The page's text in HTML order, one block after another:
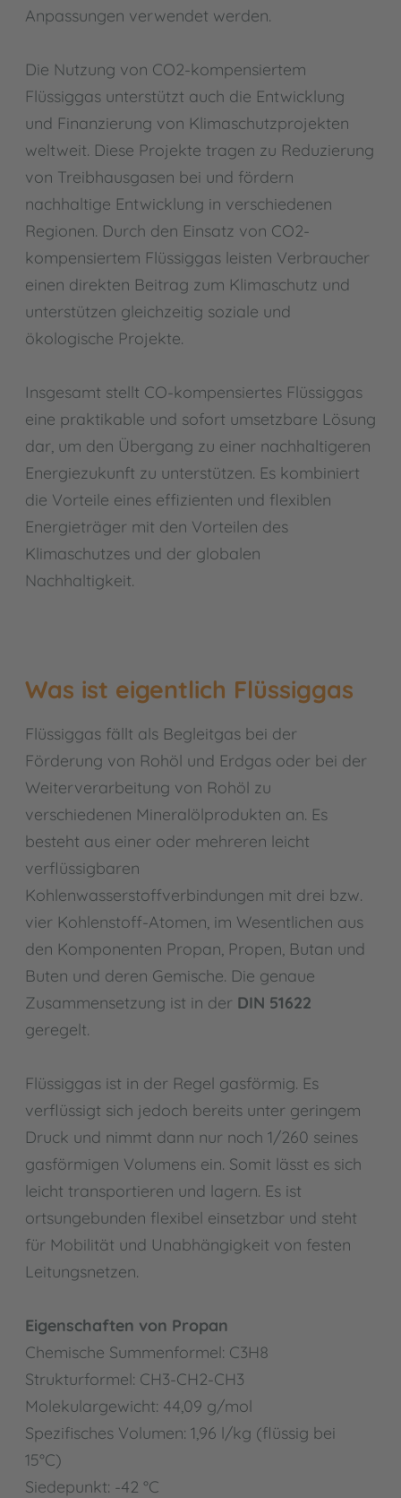
Anpassungen verwendet werden.
Die Nutzung von CO2-kompensiertem
Flüssiggas unterstützt auch die Entwicklung
und Finanzierung von Klimaschutzprojekten
weltweit. Diese Projekte tragen zu Reduzierung
von Treibhausgasen bei und fördern
nachhaltige Entwicklung in verschiedenen
Regionen. Durch den Einsatz von CO2-
kompensiertem Flüssiggas leisten Verbraucher
einen direkten Beitrag zum Klimaschutz und
unterstützen gleichzeitig soziale und
ökologische Projekte.
Insgesamt stellt CO-kompensiertes Flüssiggas
eine praktikable und sofort umsetzbare Lösung
dar, um den Übergang zu einer nachhaltigeren
Energiezukunft zu unterstützen. Es kombiniert
die Vorteile eines effizienten und flexiblen
Energieträger mit den Vorteilen des
Klimaschutzes und der globalen
Nachhaltigkeit.
Was ist eigentlich Flüssiggas
Flüssiggas fällt als Begleitgas bei der
Förderung von Rohöl und Erdgas oder bei der
Weiterverarbeitung von Rohöl zu
verschiedenen Mineralölprodukten an. Es
besteht aus einer oder mehreren leicht
verflüssigbaren
Kohlenwasserstoffverbindungen mit drei bzw.
vier Kohlenstoff-Atomen, im Wesentlichen aus
den Komponenten Propan, Propen, Butan und
Buten und deren Gemische. Die genaue
Zusammensetzung ist in der DIN 51622
geregelt.
Flüssiggas ist in der Regel gasförmig. Es
verflüssigt sich jedoch bereits unter geringem
Druck und nimmt dann nur noch 1/260 seines
gasförmigen Volumens ein. Somit lässt es sich
leicht transportieren und lagern. Es ist
ortsungebunden flexibel einsetzbar und steht
für Mobilität und Unabhängigkeit von festen
Leitungsnetzen.
Eigenschaften von Propan
Chemische Summenformel: C3H8
Strukturformel: CH3-CH2-CH3
Molekulargewicht: 44,09 g/mol
Spezifisches Volumen: 1,96 l/kg (flüssig bei
15°C)
Siedepunkt: -42 °C